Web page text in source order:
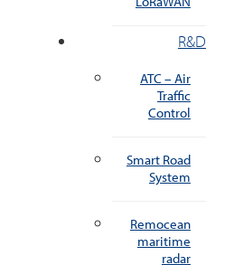
R&D
ATC – Air
Traffic
Control
Smart Road
System
Remocean
maritime
radar